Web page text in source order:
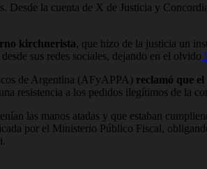
la cuenta de X de Justicia y
kirchnerista, que hizo de la justicia un
sus redes sociales, dejando en el olvido
de Argentina (AFyAPPA) reclamó que
resistencia a los pedidos ilegítimos de la
las manos atadas y que estaban
por el Ministerio Público Fiscal,